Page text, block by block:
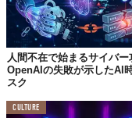
ニーカーブランドの
シナモンロールを店内
で進出してきている。
業界の垣根を越え
人間不在で始まるサイバー
OpenAIの失敗が示したAI
スク
CULTURE